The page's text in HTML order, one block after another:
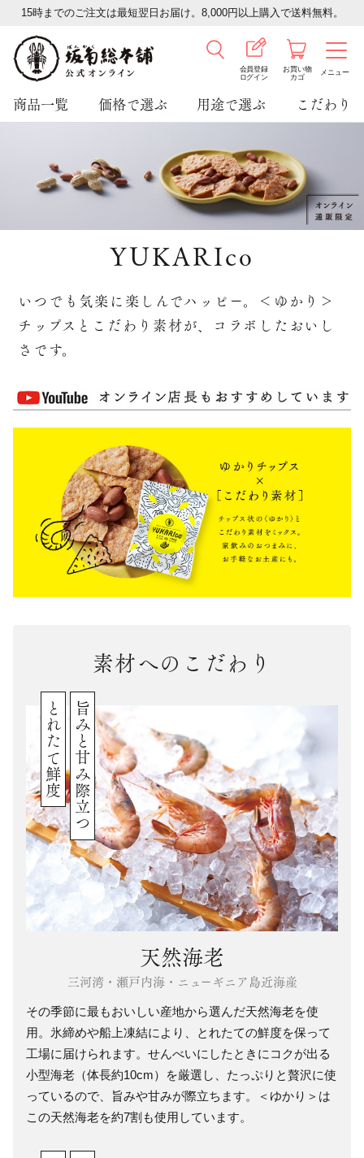
15時までのご注文は最短翌日お届け。8,000円以上購入で送料無料。
会員登録
ログイン
お買い物
カゴ
メニュー
商品一覧 価格で選ぶ 用途で選ぶ こだわり
YUKARIco
いつでも気楽に楽しんでハッピー。＜ゆかり＞
チップスとこだわり素材が、コラボしたおいし
さです。
素材へのこだわり
旨みと甘み際立つ
とれたて鮮度
天然海老
三河湾・瀬戸内海・ニューギニア島近海産
その季節に最もおいしい産地から選んだ天然海老を使
用。氷締めや船上凍結により、とれたての鮮度を保って
工場に届けられます。せんべいにしたときにコクが出る
小型海老（体長約10cm）を厳選し、たっぷりと贅沢に使
っているので、旨みや甘みが際立ちます。＜ゆかり＞は
この天然海老を約7割も使用しています。